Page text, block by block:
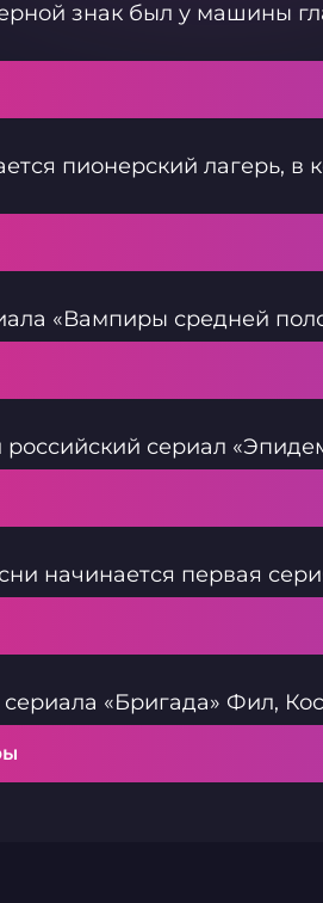
знак был у машины
пионерский лагерь, в
«Вампиры средней
российский сериал
начинается первая
сериала «Бригада» Фил,